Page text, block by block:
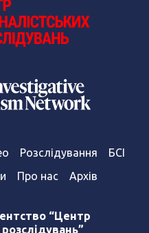
Розслідування
БСІ
Про нас Архів
“Центр